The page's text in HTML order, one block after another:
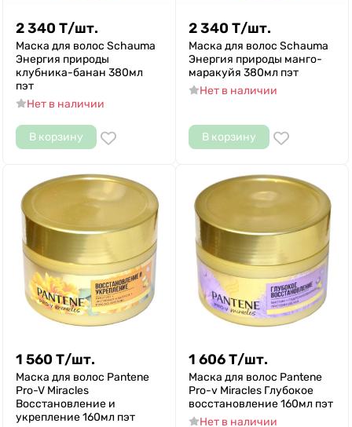
2 340 Т/шт.
Маска для волос Schauma
Энергия природы
клубника-банан 380мл
пэт
Нет в наличии
В корзину
2 340 Т/шт.
Маска для волос Schauma
Энергия природы манго-
маракуйя 380мл пэт
Нет в наличии
В корзину
1 560 Т/шт.
Маска для волос Pantene
Pro-V Miracles
Восстановление и
укрепление 160мл пэт
1 606Т/шт.
Маска для волос Pantene
Pro-v Miracles Глубокое
восстановление 160мл пэт
Нет в наличии